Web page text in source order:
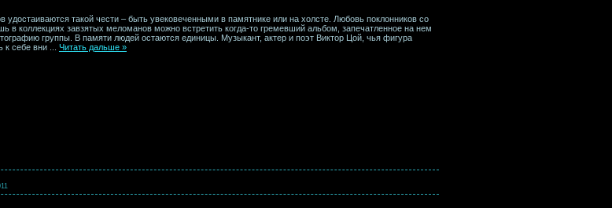
удостаиваются такой чести – быть увековеченными в памятнике или на холсте. Любовь поклонников со
в коллекциях завзятых меломанов можно встретить когда-то гремевший альбом, запечатленное на нем
группы. В памяти людей остаются единицы. Музыкант, актер и поэт Виктор Цой, чья фигура
к себе вни
Читать дальше »